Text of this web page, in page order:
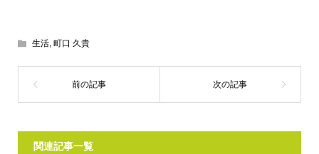
生活, 町口 久貴
関連記事一覧